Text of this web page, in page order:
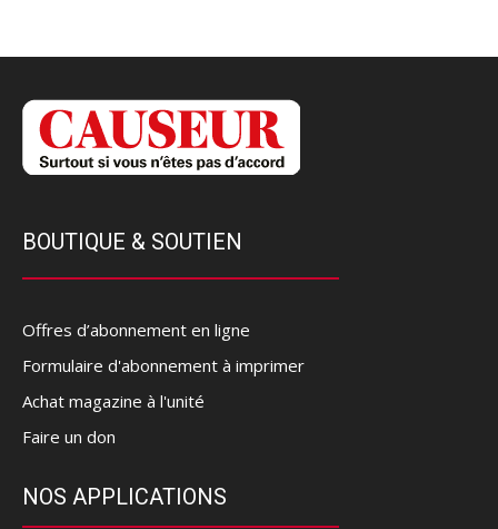
BOUTIQUE & SOUTIEN
Offres d’abonnement en ligne
Formulaire d'abonnement à imprimer
Achat magazine à l'unité
Faire un don
NOS APPLICATIONS